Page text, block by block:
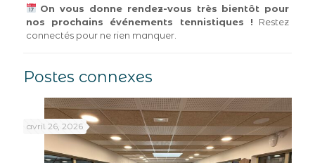
On vous donne rendez-vous très bientôt pour
nos prochains événements tennistiques ! Restez
connectés pour ne rien manquer.
Postes connexes
avril 26, 2026